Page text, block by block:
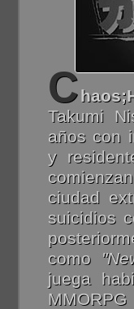
C
Takumi
años con
y
ciudad
suicidios
como
juega